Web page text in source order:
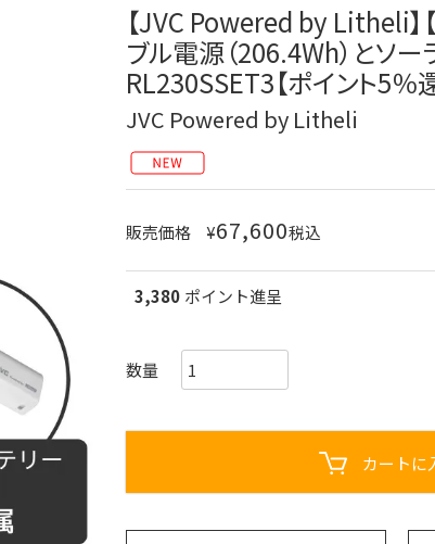
【JVC Powered by Litheli
ブル電源（206.4Wh）とソー
RL230SSET3【ポイント5％
JVC Powered by Litheli
販売価格 ¥67,600税込
3,380 ポイント進呈
カートに